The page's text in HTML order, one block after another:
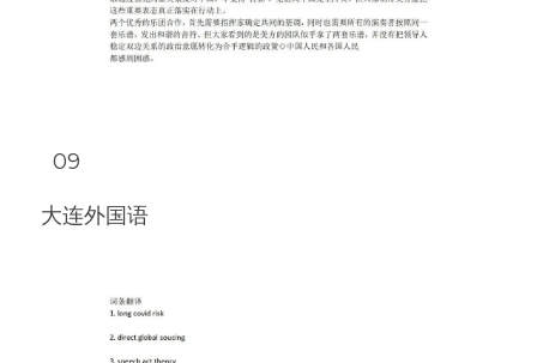
  09
大连外国语